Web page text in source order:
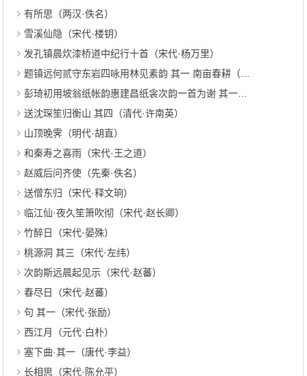
有所思（两汉·佚名）
雪溪仙隐（宋代·楼钥）
发孔镇晨炊漆桥道中纪行十首（宋代·杨万里）
题镇远何贰守东岩四咏用林见素韵 其一 南亩春耕（明代·周瑛）
彭琦初用坡翁纸帐韵惠建昌纸衾次韵一首为谢 其一（元代·刘诜）
送沈琛笙归衡山 其四（清代·许南英）
山顶晚霁（明代·胡直）
和秦寿之喜雨（宋代·王之道）
赵威后问齐使（先秦·佚名）
送僧东归（宋代·释文珦）
临江仙·夜久笙箫吹彻（宋代·赵长卿）
竹醉日（宋代·晏殊）
桃源洞 其三（宋代·左纬）
次韵斯远晨起见示（宋代·赵蕃）
春尽日（宋代·赵蕃）
句 其一（宋代·张励）
西江月（元代·白朴）
塞下曲·其一（唐代·李益）
长相思（宋代·陈允平）